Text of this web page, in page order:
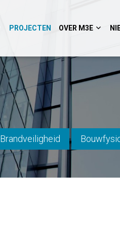
PROJECTEN OVER M3E
Brandveiligheid